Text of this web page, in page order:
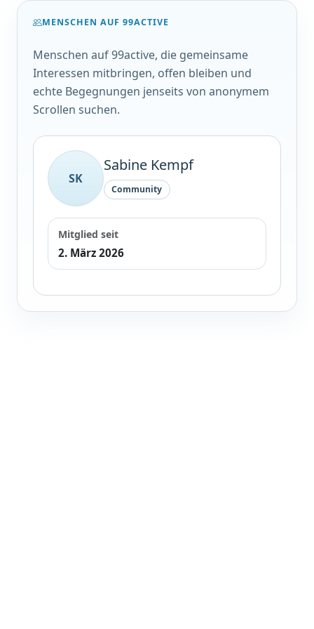
MENSCHEN AUF 99ACTIVE
Menschen auf 99active, die gemeinsame
Interessen mitbringen, offen bleiben und
echte Begegnungen jenseits von anonymem
Scrollen suchen.
SK
Sabine Kempf
Community
Mitglied seit
2. März 2026